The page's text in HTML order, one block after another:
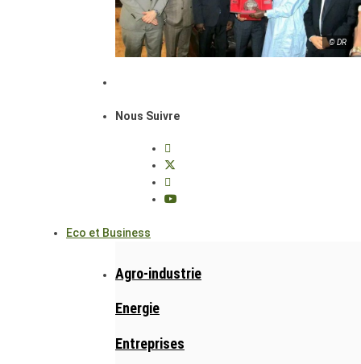
© DR
Nous Suivre
Eco et Business
Agro-industrie
Energie
Entreprises